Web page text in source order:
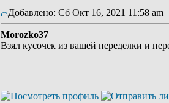
Добавлено: Сб Окт 16, 2021 11:58 am
Morozko37
Взял кусочек из вашей переделки и